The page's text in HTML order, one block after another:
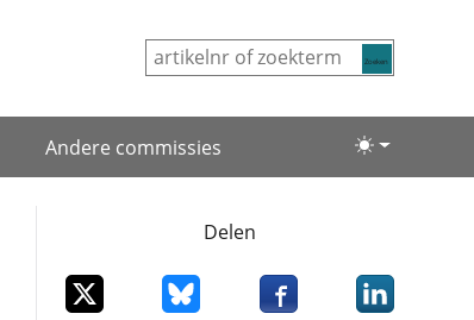
Lichte/
Andere commissies
Delen
Deel dit item op XDeel dit item op Bluesky
Deel dit item op
Deel dit